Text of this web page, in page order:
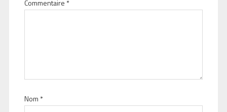
Commentaire *
Nom *